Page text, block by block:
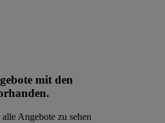
mit den
Angebote zu sehen